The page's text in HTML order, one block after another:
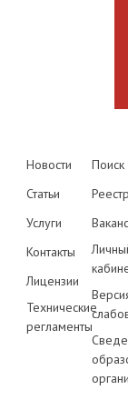
Новости
Статьи
Услуги
Контакты
Лицензии
Технические
регламенты
Поиск